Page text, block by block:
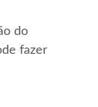
do
fazer